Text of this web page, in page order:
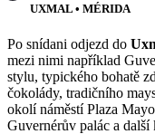
UXMAL • MÉRIDA
Po snídani odjezd do
mezi nimi například
stylu, typického bohatě
čokolády, tradičního
okolí náměstí Plaza
Guvernérův palác a